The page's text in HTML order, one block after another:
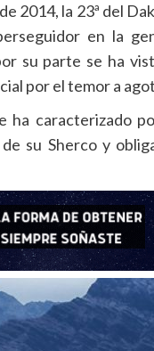
2014, la 23ª del
en la
su parte se ha
por el temor a
ha caracterizado
su Sherco y